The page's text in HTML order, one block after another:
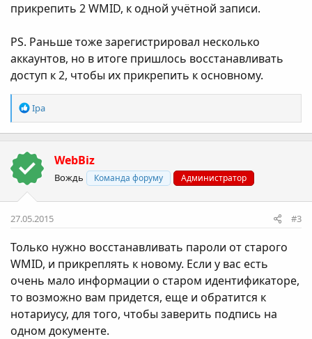
прикрепить 2 WMID, к одной учётной записи.
PS. Раньше тоже зарегистрировал несколько
аккаунтов, но в итоге пришлось восстанавливать
доступ к 2, чтобы их прикрепить к основному.
Р
е
а
ц
ї
Ipa
WebBiz
Вождь Команда форуму Администратор
27.05.2015 #3
Только нужно восстанавливать пароли от старого
WMID, и прикреплять к новому. Если у вас есть
очень мало информации о старом идентификаторе,
то возможно вам придется, еще и обратится к
нотариусу, для того, чтобы заверить подпись на
одном документе.